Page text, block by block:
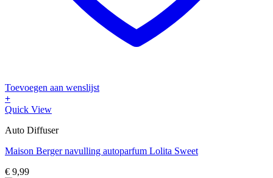
Toevoegen aan wenslijst
+
Quick View
Auto Diffuser
Maison Berger navulling autoparfum Lolita Sweet
€ 9,99